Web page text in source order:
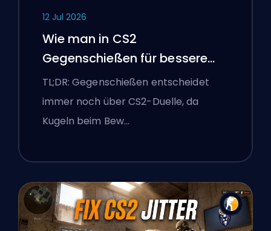
12 Jul 2026
Wie man in CS2
Gegenschießen für bessere
Genauigkeit
TL;DR: Gegenschießen entscheidet
immer noch über CS2-Duelle, da
Kugeln beim Bew…